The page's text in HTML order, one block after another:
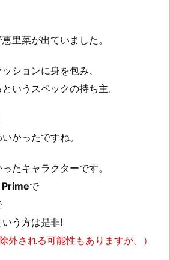
里菜が出ていました。
ションに身を包み、
いうスペックの持ち主。
かったですね。
たキャラクターです。
で
う方は是非!
外される可能性もありますが。）